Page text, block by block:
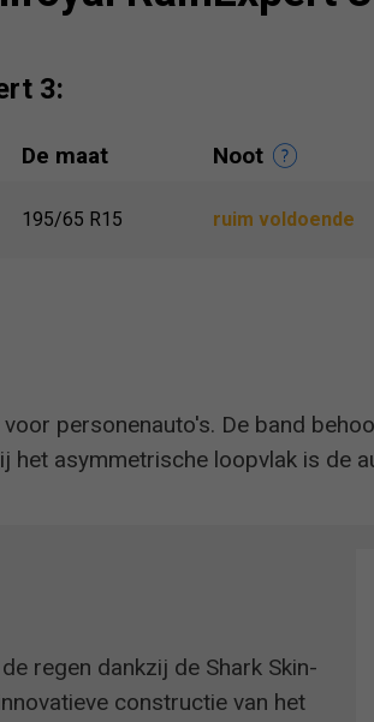
3:
De maat Noot
195/65 R15 ruim voldoende
personenauto's. De band
het asymmetrische loopvlak is de
regen dankzij de Shark Skin-
constructie van het